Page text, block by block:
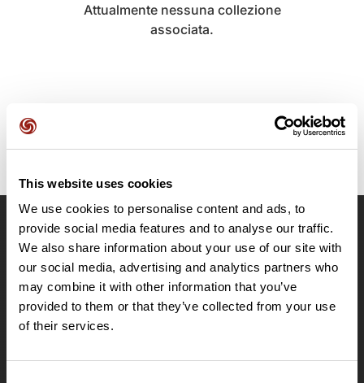
This website uses cookies
We use cookies to personalise content and ads, to
provide social media features and to analyse our traffic.
We also share information about your use of our site with
our social media, advertising and analytics partners who
may combine it with other information that you’ve
provided to them or that they’ve collected from your use
of their services.
Attualmente nessuna collezione
associata.
OpenRunner
Team
Lavora con noi
Riguardo a
Contatti